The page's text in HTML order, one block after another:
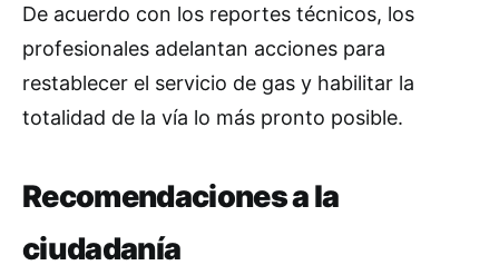
De acuerdo con los reportes técnicos, los
profesionales adelantan acciones para
restablecer el servicio de gas y habilitar la
totalidad de la vía lo más pronto posible.
Recomendaciones a la
ciudadanía